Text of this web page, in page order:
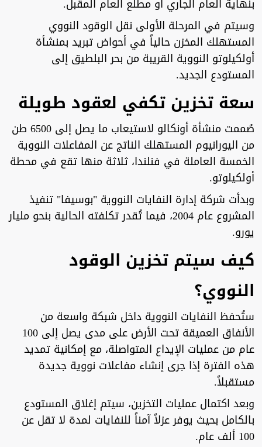
بنهاية العام الجاري أو مطلع العام المقبل.
وسيتم في المرحلة الأولى نقل الوقود النووي
المستهلك المخزن حالياً في أحواض تبريد بمنشأة
أولكيلوتو النووية القريبة من بحر البلطيق إلى
المستودع الجديد.
سعة تخزين تكفي لعقود طويلة
صُممت منشأة أونكالو لاستيعاب ما يصل إلى 6500 طن
من اليورانيوم المستهلك الناتج عن المفاعلات النووية
الخمسة العاملة في فنلندا، ثلاثة منها تقع في محطة
أولكيلوتو.
وبدأت شركة إدارة النفايات النووية "بوسيفا" تنفيذ
المشروع عام 2004، فيما تُقدر تكلفته الحالية بنحو مليار
يورو.
كيف سيتم تخزين الوقود
النووي؟
ستُحفظ النفايات النووية داخل شبكة واسعة من
الأنفاق العميقة تحت الأرض على مدى يصل إلى 100
عام من عمليات الإيداع المتواصلة، مع إمكانية تمديد
هذه الفترة إذا جرى إنشاء مفاعلات نووية جديدة
مستقبلاً.
وبعد اكتمال عمليات التخزين، سيتم إغلاق المستودع
بالكامل بحيث يوفر عزلاً آمناً للنفايات لمدة لا تقل عن
100 ألف عام.